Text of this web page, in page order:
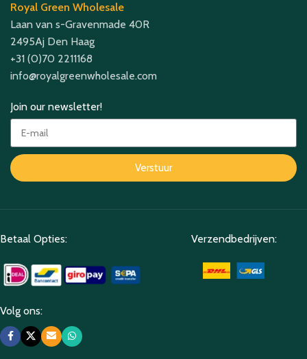
Royal Green Wholesale
Laan van s-Gravenmade 40R
2495Aj Den Haag
+31 (0)70 2211168
info@royalgreenwholesale.com
Join our newsletter!
Verstuur
Betaal Opties: Verzendbedrijven:
Volg ons: